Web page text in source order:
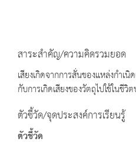
สาระสำคัญ/ความคิดรวมยอด
เสียงเกิดจากการสั่นของแหล่งกำเนิ
กับการเกิดเสียงของวัตถุไปใช้ในชีวิ
ตัวชี้วัด/จุดประสงค์การเรียนรู้
ตัวชี้วัด